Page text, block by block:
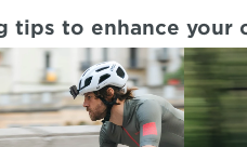
tips to enhance your